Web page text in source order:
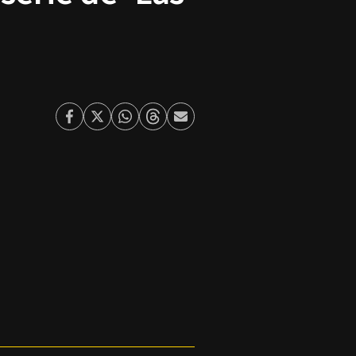
Facebook
TwitterWhatsapp
ThreadsEnviar